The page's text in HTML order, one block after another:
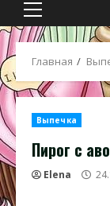
Основное
меню
Главная
Выпечка
Пирог с
Elena